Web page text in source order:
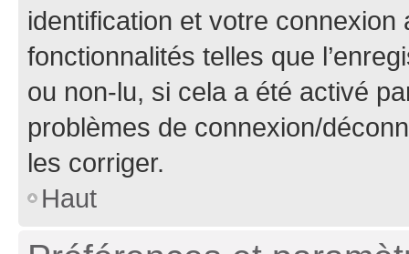
identification et votre
fonctionnalités telles que
ou non-lu, si cela a été activé
problèmes de connexion/
les corriger.
Haut